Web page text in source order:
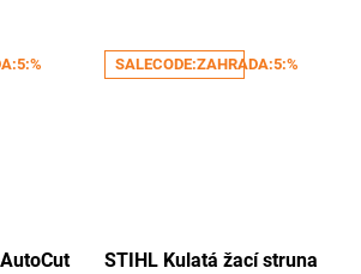
SALECODE:ZAHRADA:5:%
STIHL Kulatá žací struna